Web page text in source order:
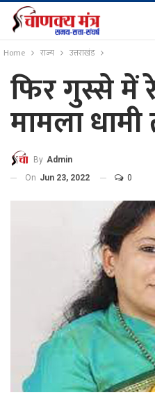
Home राज्य उत्तराखंड
फिर गुस्से में
मामला
By Admin
On Jun 23, 2022 0